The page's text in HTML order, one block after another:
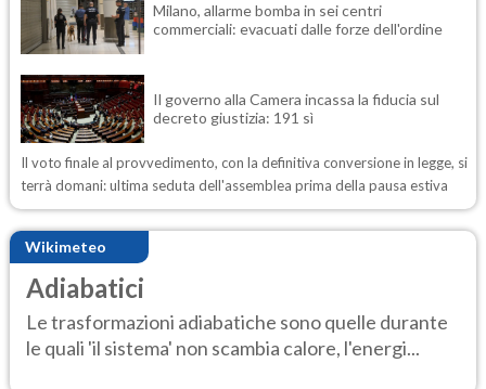
Wikimeteo
Adiabatici
Le trasformazioni adiabatiche sono quelle durante
le quali 'il sistema' non scambia calore, l'energi...
Milano, allarme bomba in sei centri
commerciali: evacuati dalle forze dell'ordine
Il governo alla Camera incassa la fiducia sul
decreto giustizia: 191 sì
Il voto finale al provvedimento, con la definitiva conversione in legge, si
terrà domani: ultima seduta dell'assemblea prima della pausa estiva